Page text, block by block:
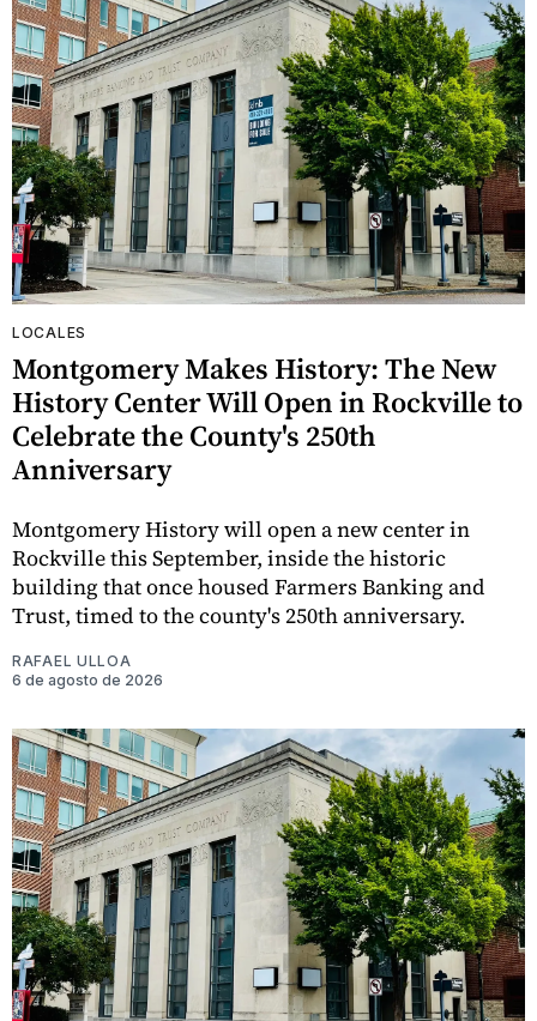
LOCALES
Montgomery Makes History: The New
History Center Will Open in Rockville to
Celebrate the County's 250th
Anniversary
Montgomery History will open a new center in
Rockville this September, inside the historic
building that once housed Farmers Banking and
Trust, timed to the county's 250th anniversary.
RAFAEL ULLOA
6 de agosto de 2026